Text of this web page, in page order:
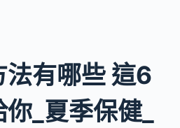
法有哪些 這6
_夏季保健_